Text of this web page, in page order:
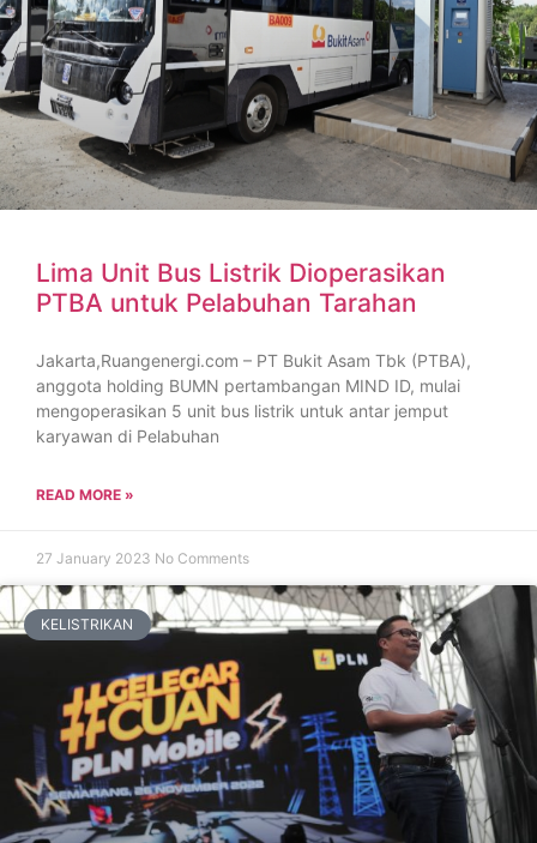
Lima Unit Bus Listrik Dioperasikan
PTBA untuk Pelabuhan Tarahan
Jakarta,Ruangenergi.com – PT Bukit Asam Tbk (PTBA),
anggota holding BUMN pertambangan MIND ID, mulai
mengoperasikan 5 unit bus listrik untuk antar jemput
karyawan di Pelabuhan
READ MORE »
27 January 2023 No Comments
KELISTRIKAN